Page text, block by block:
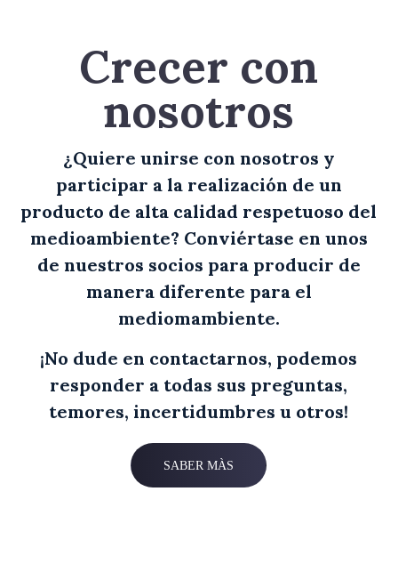
Crecer con
nosotros
¿Quiere unirse con nosotros y
participar a la realización de un
producto de alta calidad respetuoso del
medioambiente? Conviértase en unos
de nuestros socios para producir de
manera diferente para el
mediomambiente.
¡No dude en contactarnos, podemos
responder a todas sus preguntas,
temores, incertidumbres u otros!
SABER MÀS